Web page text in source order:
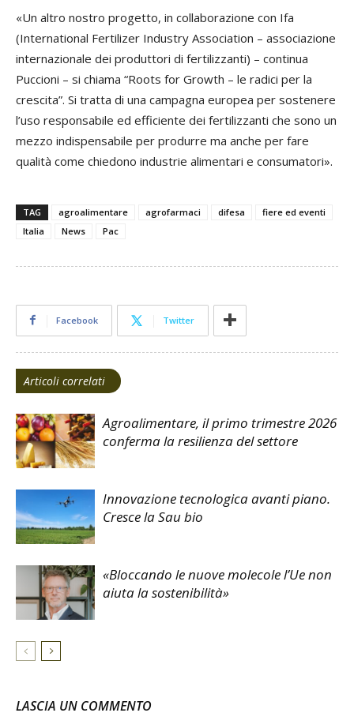
«Un altro nostro progetto, in collaborazione con Ifa
(International Fertilizer Industry Association – associazione
internazionale dei produttori di fertilizzanti) – continua
Puccioni – si chiama “Roots for Growth – le radici per la
crescita”. Si tratta di una campagna europea per sostenere
l’uso responsabile ed efficiente dei fertilizzanti che sono un
mezzo indispensabile per produrre ma anche per fare
qualità come chiedono industrie alimentari e consumatori».
TAG agroalimentare agrofarmaci difesa
fiere ed eventi
Italia
News Pac
Facebook Twitter
Articoli correlati
Agroalimentare, il primo trimestre 2026
conferma la resilienza del settore
Innovazione tecnologica avanti piano.
Cresce la Sau bio
«Bloccando le nuove molecole l’Ue non
aiuta la sostenibilità»
LASCIA UN COMMENTO